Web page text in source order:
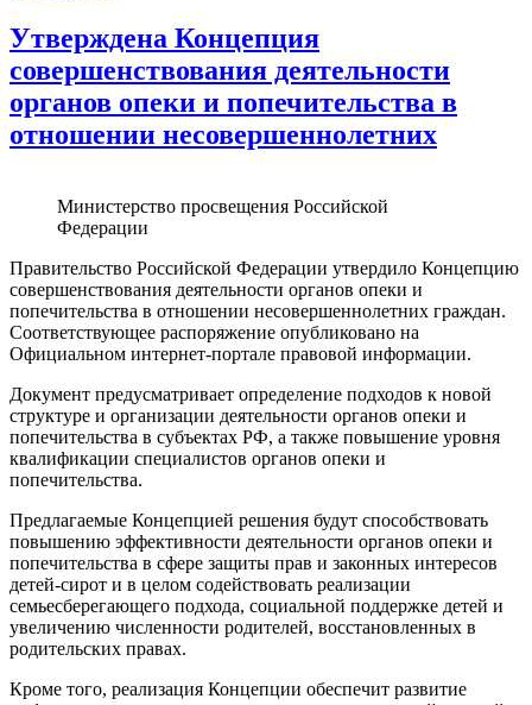
Утверждена Концепция
совершенствования деятельности
органов опеки и попечительства в
отношении несовершеннолетних
Министерство просвещения Российской
Федерации
Правительство Российской Федерации утвердило Концепцию
совершенствования деятельности органов опеки и
попечительства в отношении несовершеннолетних граждан.
Соответствующее распоряжение опубликовано на
Официальном интернет-портале правовой информации.
Документ предусматривает определение подходов к новой
структуре и организации деятельности органов опеки и
попечительства в субъектах РФ, а также повышение уровня
квалификации специалистов органов опеки и
попечительства.
Предлагаемые Концепцией решения будут способствовать
повышению эффективности деятельности органов опеки и
попечительства в сфере защиты прав и законных интересов
детей-сирот и в целом содействовать реализации
семьесберегающего подхода, социальной поддержке детей и
увеличению численности родителей, восстановленных в
родительских правах.
Кроме того, реализация Концепции обеспечит развитие